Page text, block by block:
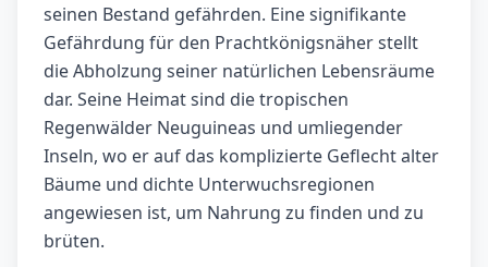
seinen Bestand gefährden. Eine signifikante
Gefährdung für den Prachtkönigsnäher stellt
die Abholzung seiner natürlichen Lebensräume
dar. Seine Heimat sind die tropischen
Regenwälder Neuguineas und umliegender
Inseln, wo er auf das komplizierte Geflecht alter
Bäume und dichte Unterwuchsregionen
angewiesen ist, um Nahrung zu finden und zu
brüten.